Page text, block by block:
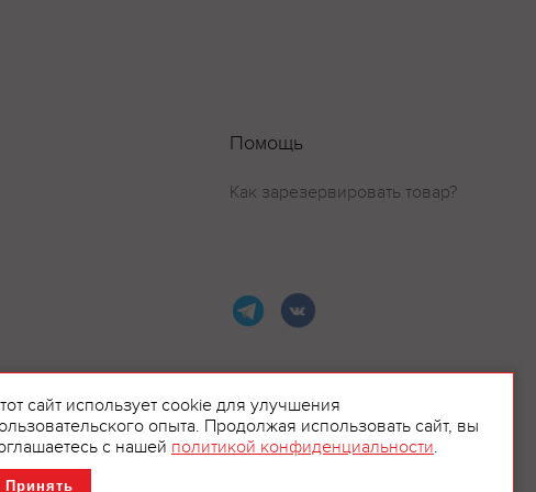
Помощь
Как зарезервировать товар?
рекламой.
сайт использует cookie для улучшения
опыта. Продолжая использовать сайт, вы
с нашей политикой конфиденциальности.
Принять